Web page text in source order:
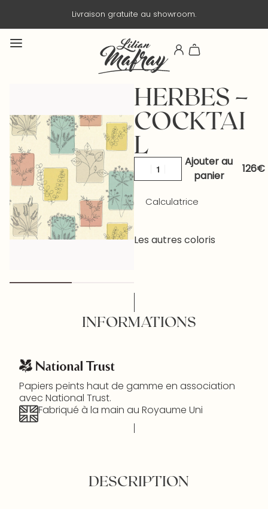
Livraison gratuite au showroom.
HERBES –
COCKTAI
L
Ajouter au
panier
Calculatrice
Les autres coloris
INFORMATIONS
Papiers peints haut de gamme en association
avec National Trust.
Fabriqué à la main au Royaume Uni
DESCRIPTION